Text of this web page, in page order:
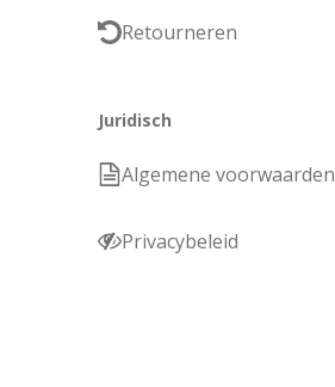
Retourneren
Juridisch
Algemene voorwaarden
Privacybeleid